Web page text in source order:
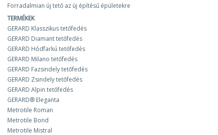
Forradalmian új tető az új építésű épületekre
TERMÉKEK
GERARD Klasszikus tetőfedés
GERARD Diamant tetőfedés
GERARD Hódfarkú tetőfedés
GERARD Milano tetőfedés
GERARD Fazsindely tetőfedés
GERARD Zsindely tetőfedés
GERARD Alpin tetőfedés
GERARD® Eleganta
Metrotile Roman
Metrotile Bond
Metrotile Mistral